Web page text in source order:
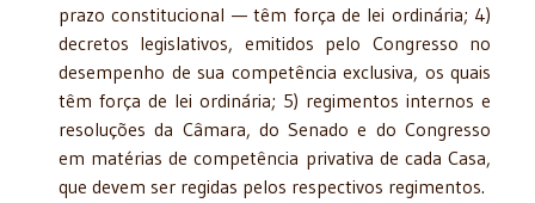
prazo constitucional — têm força de lei ordinária; 4)
decretos legislativos, emitidos pelo Congresso no
desempenho de sua competência exclusiva, os quais
têm força de lei ordinária; 5) regimentos internos e
resoluções da Câmara, do Senado e do Congresso
em matérias de competência privativa de cada Casa,
que devem ser regidas pelos respectivos regimentos.